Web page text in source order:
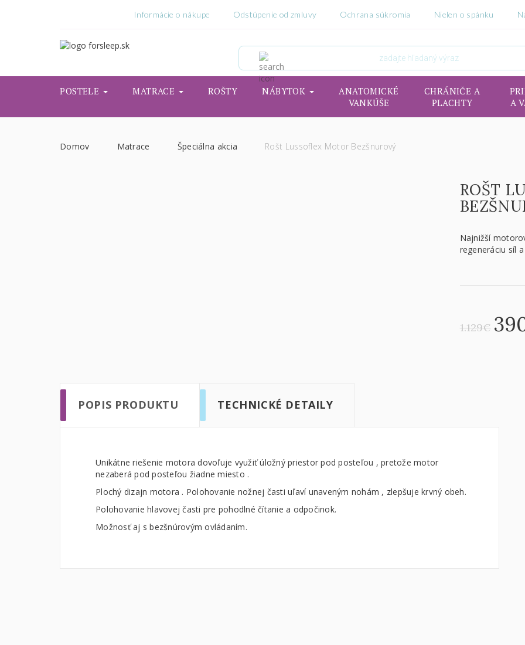
Informácie o nákupe Odstúpenie od zmluvy Ochrana súkromia Nielen o spánku
POSTELE MATRACE ROŠTY NÁBYTOK
ANATOMICKÉ
VANKÚŠE
CHRÁNIČE A
PLACHTY
A
Domov Matrace Špeciálna akcia Rošt Lussoflex Motor Bezšnurový
ROŠT
Najnižší
regeneráciu síl
1.129€
POPIS PRODUKTU TECHNICKÉ DETAILY
Unikátne riešenie motora dovoľuje využiť úložný priestor pod posteľou , pretože motor
nezaberá pod posteľou žiadne miesto .
Plochý dizajn motora . Polohovanie nožnej časti uľaví unaveným nohám , zlepšuje krvný obeh.
Polohovanie hlavovej časti pre pohodlné čítanie a odpočinok.
Možnosť aj s bezšnúrovým ovládaním.